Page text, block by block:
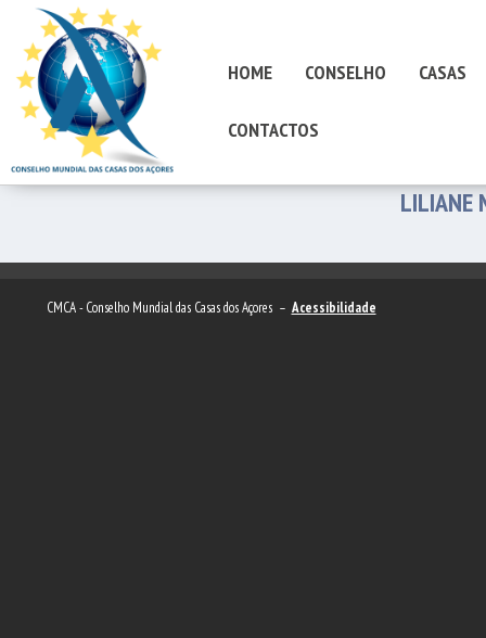
HOME CONSELHO CASAS
CONTACTOS
LILIANE
CMCA - Conselho Mundial das Casas dos Açores – Acessibilidade